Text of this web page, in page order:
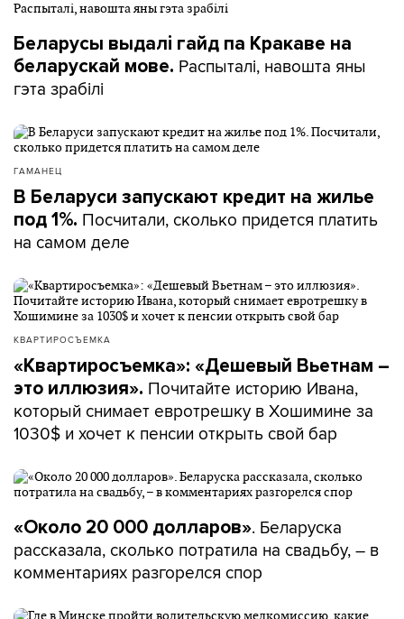
Беларусы выдалі гайд па Кракаве на
беларускай мове. Распыталі, навошта яны
гэта зрабілі
ГАМАНЕЦ
В Беларуси запускают кредит на жилье
под 1%. Посчитали, сколько придется платить
на самом деле
КВАРТИРОСЪЕМКА
«Квартиросъемка»: «Дешевый Вьетнам –
это иллюзия». Почитайте историю Ивана,
который снимает евротрешку в Хошимине за
1030$ и хочет к пенсии открыть свой бар
«Около 20 000 долларов». Беларуска
рассказала, сколько потратила на свадьбу, – в
комментариях разгорелся спор